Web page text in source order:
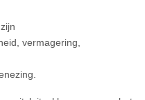
vermagering,